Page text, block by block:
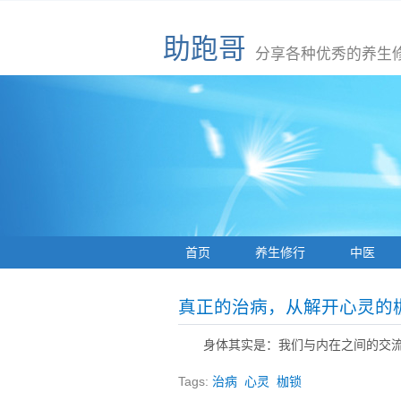
助跑哥 分享各种优秀的养生
首页 养生修行 中医
真正的治病，从解开心灵的
身体其实是：我们与内在之间的交流
Tags:治病 心灵 枷锁